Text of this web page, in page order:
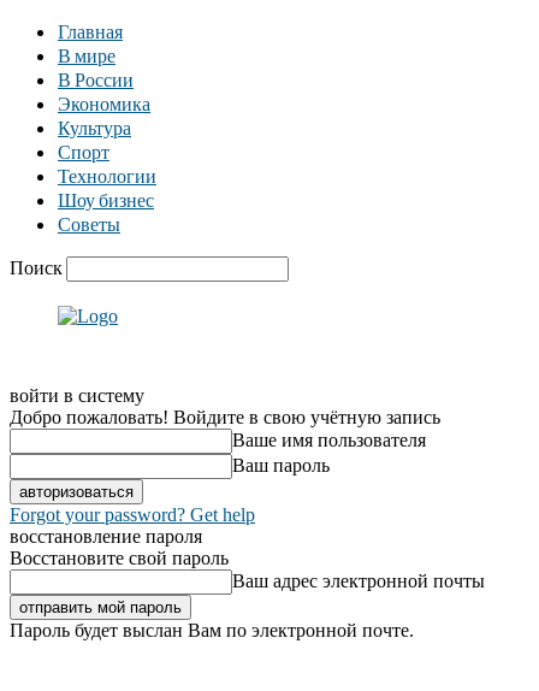
Главная
В мире
В России
Экономика
Культура
Спорт
Технологии
Шоу бизнес
Советы
Поиск
войти в систему
Добро пожаловать! Войдите в свою учётную запись
Ваше имя пользователя
Ваш пароль
Forgot your password? Get help
восстановление пароля
Восстановите свой пароль
Ваш адрес электронной почты
Пароль будет выслан Вам по электронной почте.